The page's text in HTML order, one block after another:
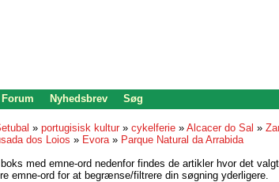
Nyhedsbrev Søg
» portugisisk kultur » cykelferie » Alcacer do Sal »
dos Loios » Evora» Parque Natural da Arrabida
med emne-ord nedenfor findes de artikler hvor det
emne-ord for at begrænse/filtrere din søgning yderligere.